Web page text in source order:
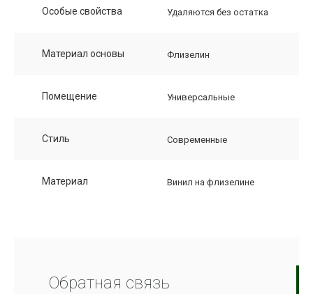
Особые свойства Удаляются без остатка
Материал основы Флизелин
Помещение Универсальные
Стиль Современные
Материал Винил на флизелине
Обратная связь